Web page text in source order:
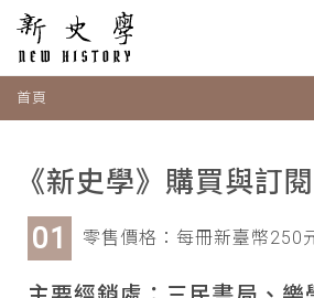
首頁
《新史學》購買與訂閱
零售價格：每冊新臺幣250